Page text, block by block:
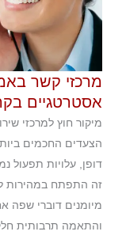
מרכזי קשר
אסטרטגיים
מיקור חוץ למרכזי
הצעדים החכמים
דופן, עלויות תפעול
זה התפתח במהירות
מיומנים דוברי
והתאמה תרבותית